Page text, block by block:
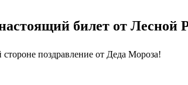
настоящий билет от
поздравление от Деда Мороза!